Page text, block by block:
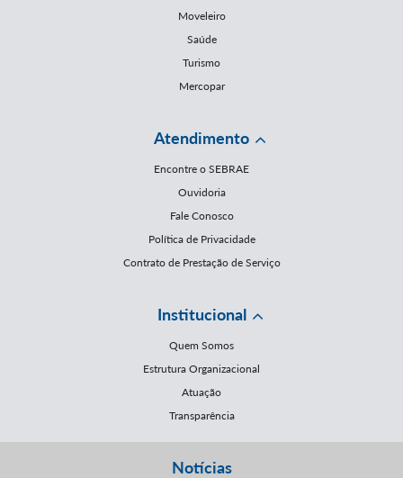
Moveleiro
Saúde
Turismo
Mercopar
Atendimento
Encontre o SEBRAE
Ouvidoria
Fale Conosco
Política de Privacidade
Contrato de Prestação de Serviço
Institucional
Quem Somos
Estrutura Organizacional
Atuação
Transparência
Notícias